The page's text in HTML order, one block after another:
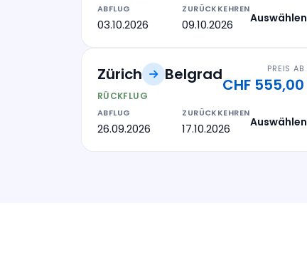
ABFLUG
03.10.2026
ZURÜCKKEHREN
09.10.2026 Auswählen
Zürich Belgrad
RÜCKFLUG
PREIS AB
CHF 555,00
ABFLUG
26.09.2026
ZURÜCKKEHREN
17.10.2026 Auswählen